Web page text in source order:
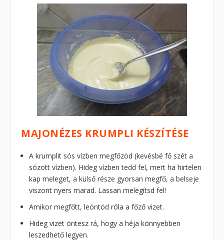
MAJONÉZES KRUMPLI KÉSZÍTÉSE
A krumplit sós vízben megfőzöd (kevésbé fő szét a
sózott vízben). Hideg vízben tedd fel, mert ha hirtelen
kap meleget, a külső része gyorsan megfő, a belseje
viszont nyers marad. Lassan melegítsd fel!
Amikor megfőtt, leöntöd róla a főző vizet.
Hideg vizet öntesz rá, hogy a héja könnyebben
leszedhető legyen.